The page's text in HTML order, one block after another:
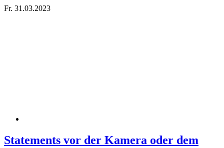
Fr. 31.03.2023
Statements vor der Kamera oder dem